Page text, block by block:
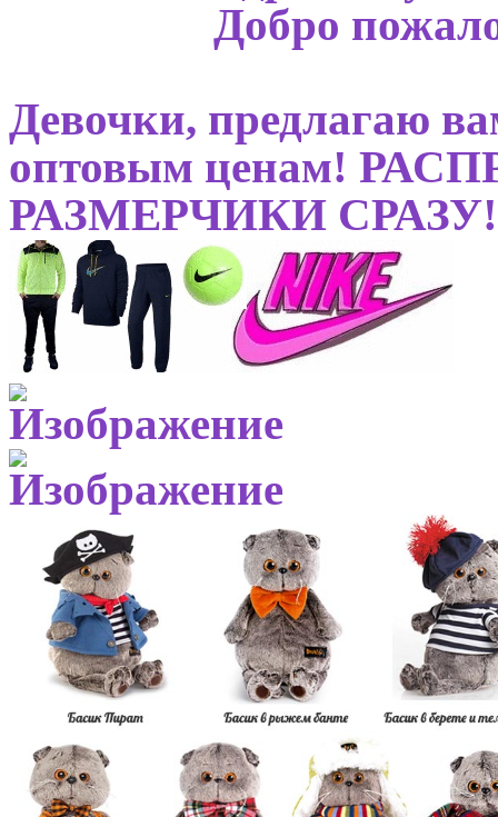
Добро
Девочки, предлагаю
оптовым ценам!
РАЗМЕРЧИКИ СРАЗУ!